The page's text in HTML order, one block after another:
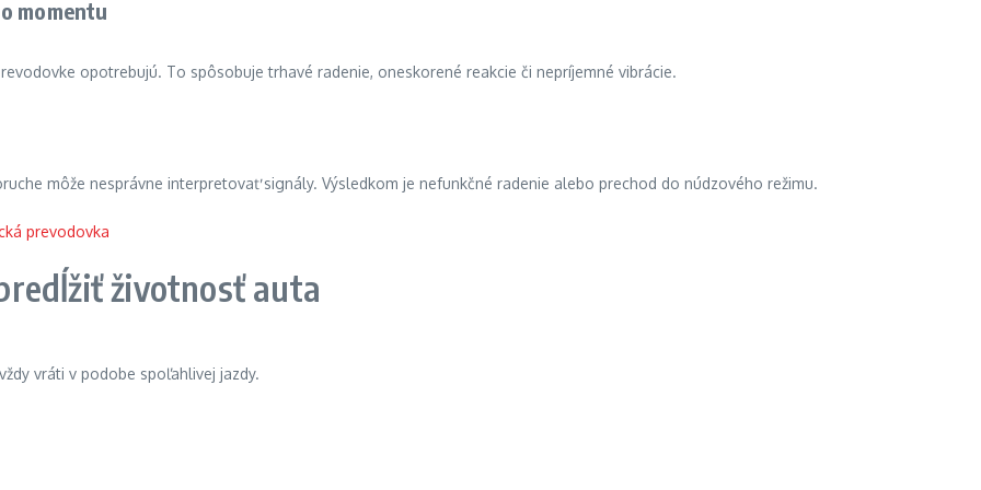
momentu
opotrebujú. To spôsobuje trhavé radenie, oneskorené reakcie či nepríjemné vibrácie.
môže nesprávne interpretovať signály. Výsledkom je nefunkčné radenie alebo prechod do núdzového režimu.
životnosť auta
vráti v podobe spoľahlivej jazdy.